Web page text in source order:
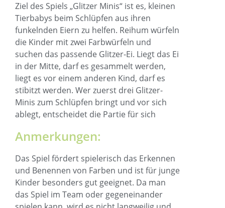
Ziel des Spiels „Glitzer Minis“ ist es, kleinen
Tierbabys beim Schlüpfen aus ihren
funkelnden Eiern zu helfen. Reihum würfeln
die Kinder mit zwei Farbwürfeln und
suchen das passende Glitzer-Ei. Liegt das Ei
in der Mitte, darf es gesammelt werden,
liegt es vor einem anderen Kind, darf es
stibitzt werden. Wer zuerst drei Glitzer-
Minis zum Schlüpfen bringt und vor sich
ablegt, entscheidet die Partie für sich
Anmerkungen:
Das Spiel fördert spielerisch das Erkennen
und Benennen von Farben und ist für junge
Kinder besonders gut geeignet. Da man
das Spiel im Team oder gegeneinander